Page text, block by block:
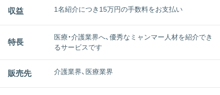
収益 1名紹介につき15万円の手数料をお支払い
特長
医療・介護業界へ、優秀なミャンマー人材を紹介でき
るサービスです
販売先 介護業界、医療業界